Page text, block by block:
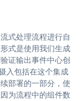
式处理流程进行自
式是使用我们生成
证输出事件中心创
入包括在这个集成
部署的一部分，使
为流程中的组件数